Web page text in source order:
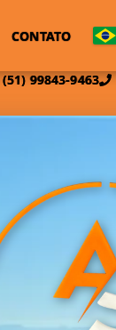
(51) 99843-9463
CONTATO